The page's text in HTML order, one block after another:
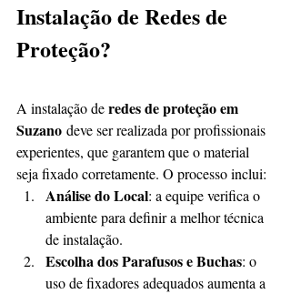
Instalação de Redes de
Proteção?
A instalação de redes de proteção em
Suzano deve ser realizada por profissionais
experientes, que garantem que o material
seja fixado corretamente. O processo inclui:
Análise do Local: a equipe verifica o
ambiente para definir a melhor técnica
de instalação.
Escolha dos Parafusos e Buchas: o
uso de fixadores adequados aumenta a